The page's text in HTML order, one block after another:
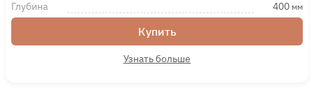
Глубина 400 мм
Купить
Узнать больше